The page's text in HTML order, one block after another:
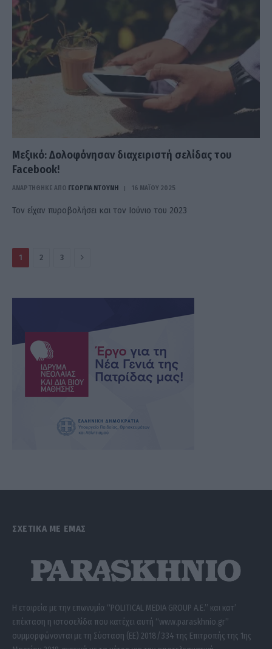
Μεξικό: Δολοφόνησαν διαχειριστή σελίδας του
Facebook!
ΑΝΑΡΤΗΘΗΚΕ ΑΠΟ ΓΕΩΡΓΊΑ ΝΤΟΎΝΗ 16 ΜΑΪ́ΟΥ 2025
Τον είχαν πυροβολήσει και τον Ιούνιο του 2023
1 2 3 Επόμενο
ΣΧΕΤΙΚΑ ΜΕ ΕΜΑΣ
Η εταιρεία με την επωνυμία “POLITICAL MEDIA GROUP A.E.” και κατ’
επέκταση η ιστοσελίδα που κατέχει αυτή “www.paraskhnio.gr”
συμμορφώνονται με τη Σύσταση (ΕΕ) 2018/334 της Επιτροπής της 1ης